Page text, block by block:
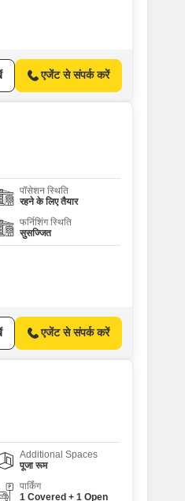
एजेंट से संपर्क करें
पॉसेशन स्थिति
रहने के लिए तैयार
फर्निशिंग स्थिति
सुसज्जित
एजेंट से संपर्क करें
Additional Spaces
पूजा रूम
पार्किंग
1 Covered + 1 Open